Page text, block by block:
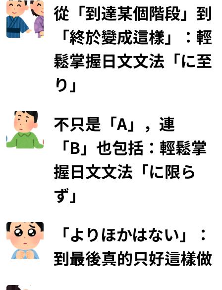
從「到達某個階段」到
「終於變成這樣」：輕
鬆掌握日文文法「に至
り」
不只是「A」，連
「B」也包括：輕鬆掌
握日文文法「に限ら
ず」
「よりほかはない」：
到最後真的只好這樣做